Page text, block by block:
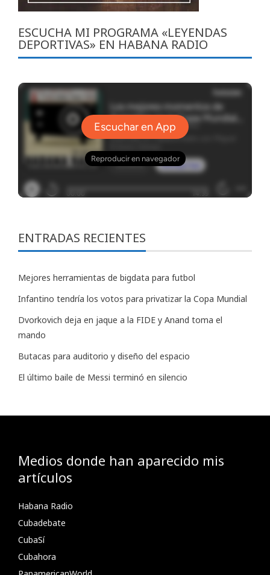
ESCUCHA MI PROGRAMA «LEYENDAS
DEPORTIVAS» EN HABANA RADIO
ENTRADAS RECIENTES
Mejores herramientas de bigdata para futbol
Infantino tendría los votos para privatizar la Copa Mundial
Dvorkovich deja en jaque a la FIDE y Anand toma el
mando
Butacas para auditorio y diseño del espacio
El último baile de Messi terminó en silencio
Medios donde han aparecido mis
artículos
Habana Radio
Cubadebate
CubaSí
Cubahora